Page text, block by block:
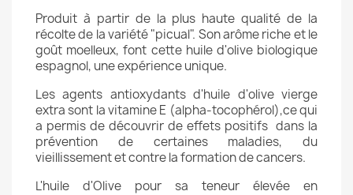
Produit à partir de la plus haute qualité de la
récolte de la variété "picual". Son arôme riche et le
goût moelleux, font cette huile d'olive biologique
espagnol, une expérience unique.
Les agents antioxydants d'huile d'olive vierge
extra sont la vitamine E (alpha-tocophérol),ce qui
a permis de découvrir de effets positifs dans la
prévention de certaines maladies, du
vieillissement et contre la formation de cancers.
L'huile d'Olive pour sa teneur élevée en